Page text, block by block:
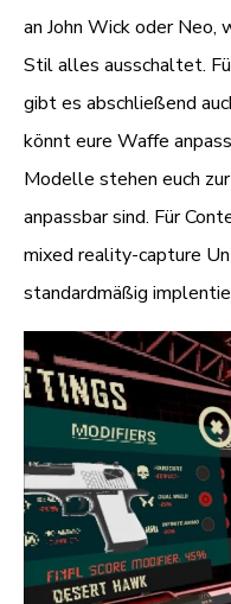
an John Wick oder Neo,
Stil alles ausschaltet.
gibt es abschließend
könnt eure Waffe
Modelle stehen euch
anpassbar sind. Für
mixed reality-capture
standardmäßig